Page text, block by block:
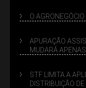
O
APURAÇÃO
MUDARÁ
STF LIMITA A
DISTRIBUIÇÃO